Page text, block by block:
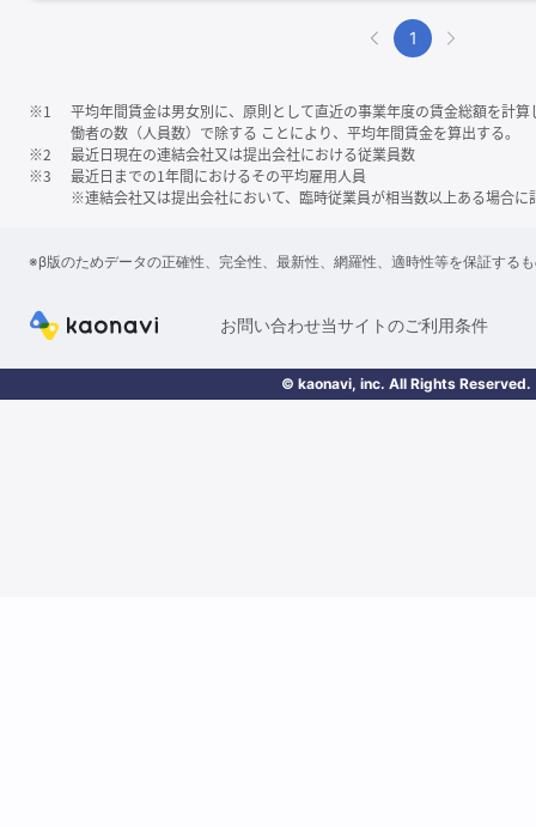
1
※1
平均年間賃金は男女別に、原則として直近の事業年度の賃金総額を計
働者の数（人員数）で除する ことにより、平均年間賃金を算出する。
※2
最近日現在の連結会社又は提出会社における従業員数
※3
最近日までの1年間におけるその平均雇用人員
※連結会社又は提出会社において、臨時従業員が相当数以上ある場合に
※β版のためデータの正確性、完全性、最新性、網羅性、適時性等を保証する
お問い合わせ当サイトのご利用条件
© kaonavi, inc. All Rights Reserved.